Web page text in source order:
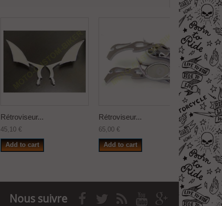
Rétroviseur...
45,10 €
Add to cart
Rétroviseur...
65,00 €
Add to cart
81,20 €
Add
Nous suivre